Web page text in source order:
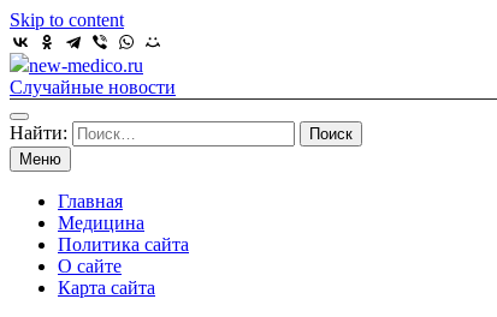
Skip to content
new-medico.ru
Случайные новости
Найти:
Меню
Главная
Медицина
Политика сайта
О сайте
Карта сайта